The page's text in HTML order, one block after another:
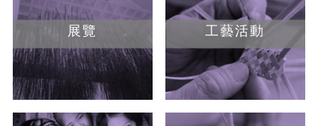
展覽 工藝活動